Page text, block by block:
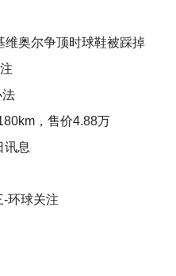
维奥尔争顶时球鞋被踩掉
法
，售价4.88万
讯息
-环球关注